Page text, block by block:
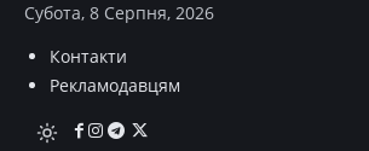
Субота, 8 Серпня, 2026
Контакти
Рекламодавцям